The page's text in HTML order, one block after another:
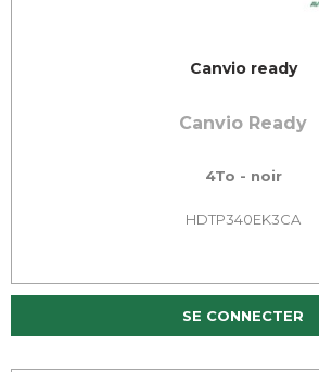
Canvio ready
Canvio Ready
4To - noir
HDTP340EK3CA
SE CONNECTER